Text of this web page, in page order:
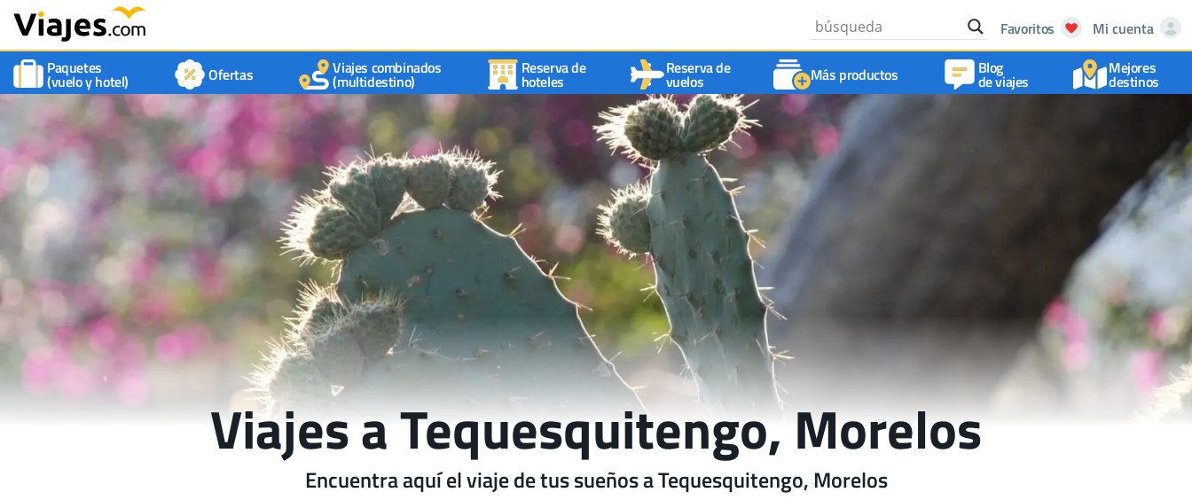
Favoritos
Mi cuenta
Paquetes
(vuelo y hotel) Ofertas Viajes combinados
(multidestino)
Reserva de
hoteles
Reserva de
vuelos Más productos Blog
de viajes
Mejores
destinos
Viajes a Tequesquitengo, Morelos
Encuentra aquí el viaje de tus sueños a Tequesquitengo, Morelos